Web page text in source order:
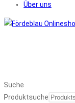
Über uns
Suche
Produktsuche